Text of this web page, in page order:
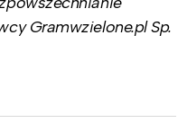
Gramwzielone.pl Sp.